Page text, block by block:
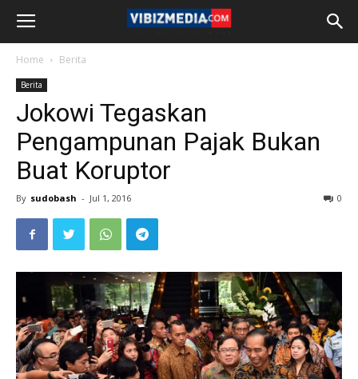
Home Berita
Berita
Jokowi Tegaskan
Pengampunan Pajak Bukan
Buat Koruptor
By sudobash - Jul 1, 2016 0